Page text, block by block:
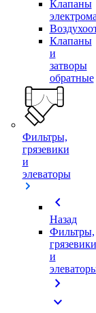
Клапаны
Клапаны
и
затворы
обратные
Фильтры,
грязевики
и
элеваторы
chevron_left
Назад
Фильтры,
грязевики
и
chevron_right
expand_more